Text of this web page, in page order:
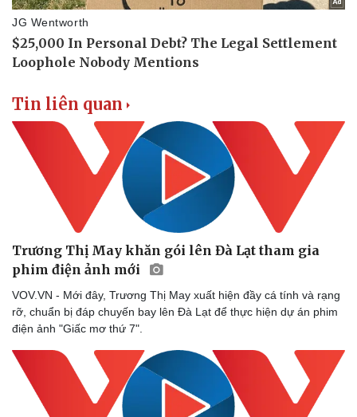
Tin liên quan
Trương Thị May khăn gói lên Đà Lạt tham gia
phim điện ảnh mới
VOV.VN - Mới đây, Trương Thị May xuất hiện đầy cá tính và rạng
rỡ, chuẩn bị đáp chuyến bay lên Đà Lạt để thực hiện dự án phim
điện ảnh "Giấc mơ thứ 7".